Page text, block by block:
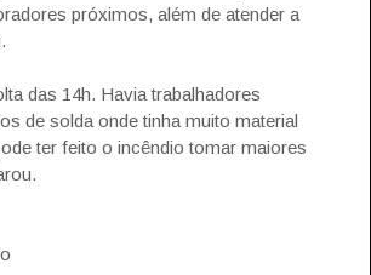
próximos, além de atender a
das 14h. Havia trabalhadores
de solda onde tinha muito material
ter feito o incêndio tomar maiores